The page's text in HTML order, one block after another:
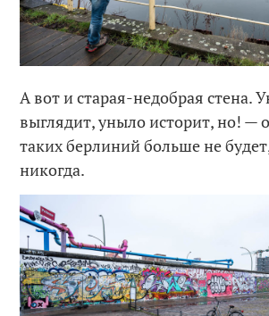
А вот и старая-недобрая стена.
выглядит, уныло историт, но! —
таких берлиний больше не
никогда.